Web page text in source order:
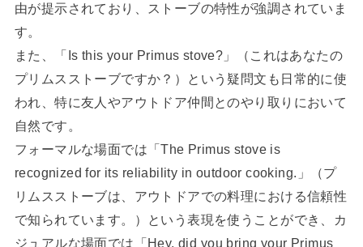
由が提示されており、ストーブの特性が強調されていま
す。
また、「Is this your Primus stove?」（これはあなたの
プリムスストーブですか？）という疑問文も日常的に使
われ、特に友人やアウトドア仲間とのやり取りにおいて
自然です。
フォーマルな場面では「The Primus stove is
recognized for its reliability in outdoor cooking.」（プ
リムスストーブは、アウトドアでの料理における信頼性
で知られています。）という表現を使うことができ、カ
ジュアルな場面では「Hey, did you bring your Primus